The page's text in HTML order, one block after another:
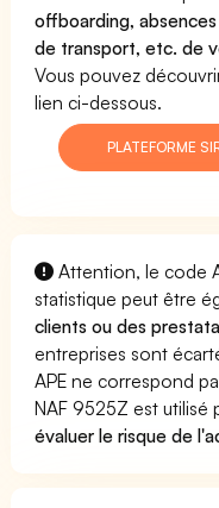
offboarding,
de transport, etc. de
Vous pouvez
lien ci-dessous.
PLATEFORME
Attention, le code
statistique peut être
clients ou des
entreprises sont
APE ne correspond
NAF 9525Z est utilisé
évaluer le risque de